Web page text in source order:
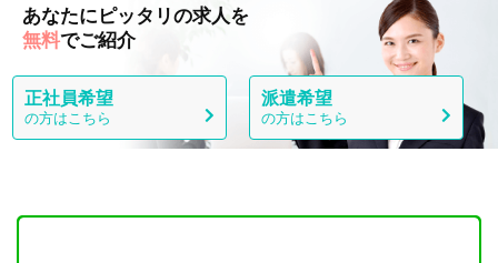
あなたにピッタリの求人を
無料でご紹介
正社員希望
の方はこちら
派遣希望
の方はこちら